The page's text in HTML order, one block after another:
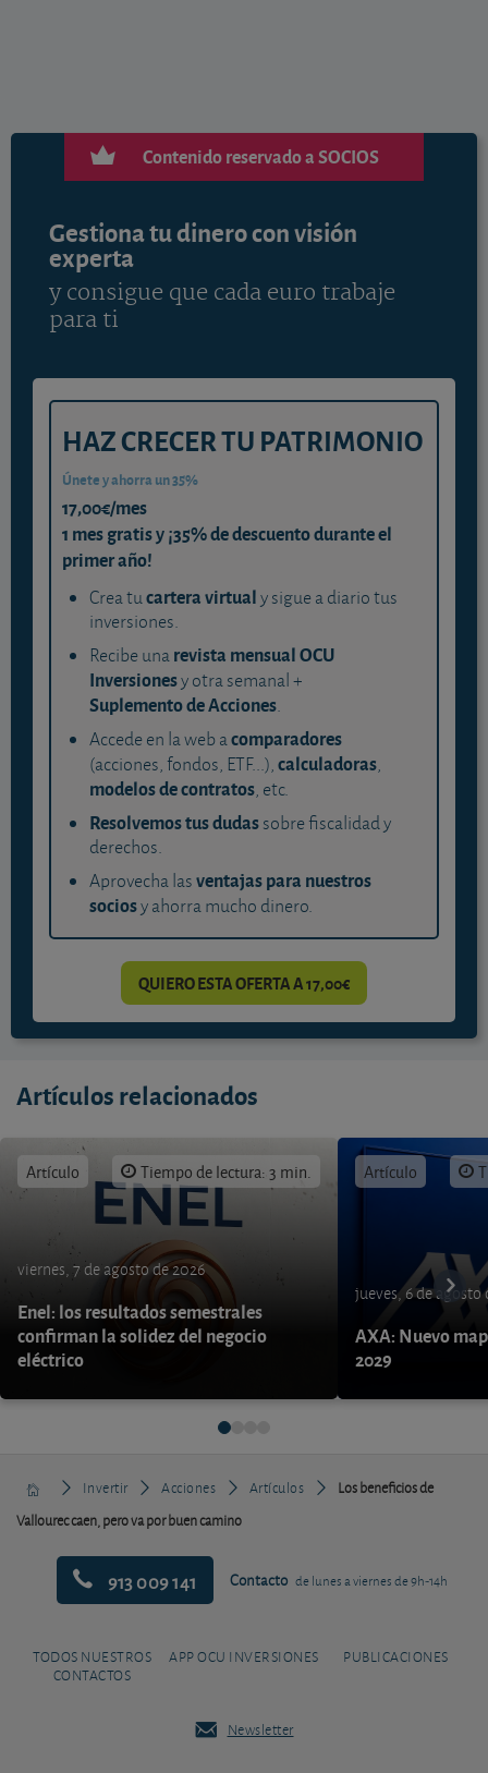
Contenido reservado a SOCIOS
Gestiona tu dinero con visión
experta
y consigue que cada euro trabaje
para ti
HAZ CRECER TU PATRIMONIO
Únete y ahorra un 35%
17,00€/mes
1 mes gratis y ¡35% de descuento durante el
primer año!
Crea tucartera virtualy sigue a diario tus
inversiones.
Recibe unarevista mensual OCU
Inversionesy otra semanal +
Suplemento de Acciones.
Accede en la web acomparadores
(acciones, fondos, ETF...),calculadoras,
modelos de contratos, etc.
Resolvemos tus dudassobre fiscalidad y
derechos.
Aprovecha lasventajas para nuestros
sociosy ahorra mucho dinero.
QUIERO ESTA OFERTA A 17,00€
Artículos relacionados
Artículo Tiempo de lectura: 3 min.
viernes, 7 de agosto de 2026
Enel: los resultados semestrales
confirman la solidez del negocio
eléctrico
Artículo
jueves, 6 de agosto
AXA: Nuevo
2029
Invertir Acciones Artículos
Los beneficios de
Vallourec caen, pero va por buen camino
913 009 141 Contacto de lunes a viernes de 9h-14h
TODOS NUESTROS
CONTACTOS
APP OCU INVERSIONES PUBLICACIONES
Newsletter